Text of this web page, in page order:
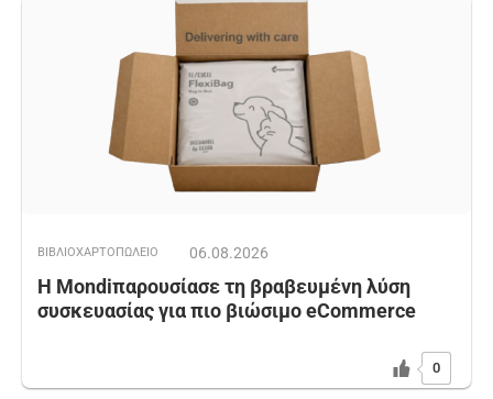
ΒΙΒΛΙΟΧΑΡΤΟΠΩΛΕΙΟ 06.08.2026
Η Mondiπαρουσίασε τη βραβευμένη λύση
συσκευασίας για πιο βιώσιμο eCommerce
0